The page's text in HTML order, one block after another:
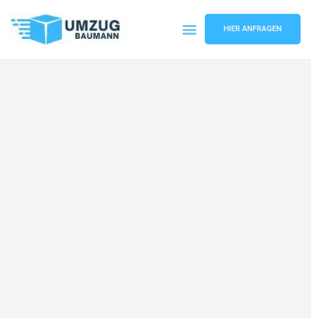
HIER ANFRAGEN